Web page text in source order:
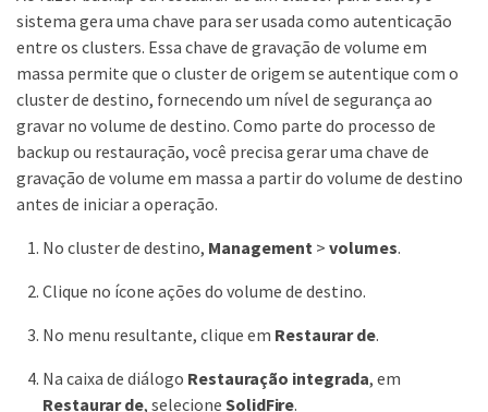
sistema gera uma chave para ser usada como autenticação
entre os clusters. Essa chave de gravação de volume em
massa permite que o cluster de origem se autentique com o
cluster de destino, fornecendo um nível de segurança ao
gravar no volume de destino. Como parte do processo de
backup ou restauração, você precisa gerar uma chave de
gravação de volume em massa a partir do volume de destino
antes de iniciar a operação.
No cluster de destino, Management >volumes.
Clique no ícone ações do volume de destino.
No menu resultante, clique em Restaurar de.
Na caixa de diálogo Restauração integrada, em
Restaurar de, selecioneSolidFire.